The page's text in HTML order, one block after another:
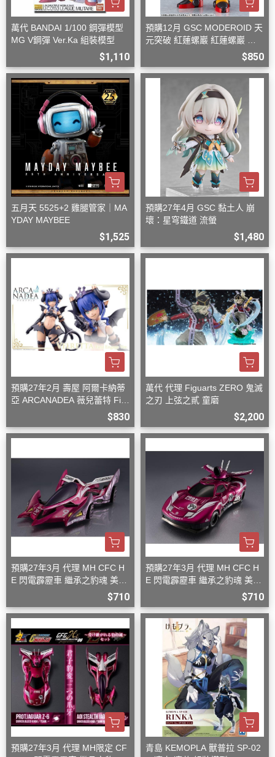
萬代 BANDAI 1/100 鋼彈模型
MG V鋼彈 Ver.Ka 組裝模型
$1,110
預購12月 GSC MODEROID 天
元突破 紅蓮螺巖 紅蓮螺巖 再
$850
五月天 5525+2 雞腿管家｜MA
YDAY MAYBEE
$1,525
預購27年4月 GSC 黏土人 崩
壞：星穹鐵道 流螢
$1,480
預購27年2月 壽屋 阿爾卡納蒂
亞 ARCANADEA 薇兒蕾特 Firs
$830
萬代 代理 Figuarts ZERO 鬼滅
之刃 上弦之貳 童磨
$2,200
預購27年3月 代理 MH CFC H
E 閃電霹靂車 繼承之豹魂 美洲
$710
預購27年3月 代理 MH CFC H
E 閃電霹靂車 繼承之豹魂 美洲
$710
預購27年3月 代理 MH限定 CF
青島 KEMOPLA 獸普拉 SP-02